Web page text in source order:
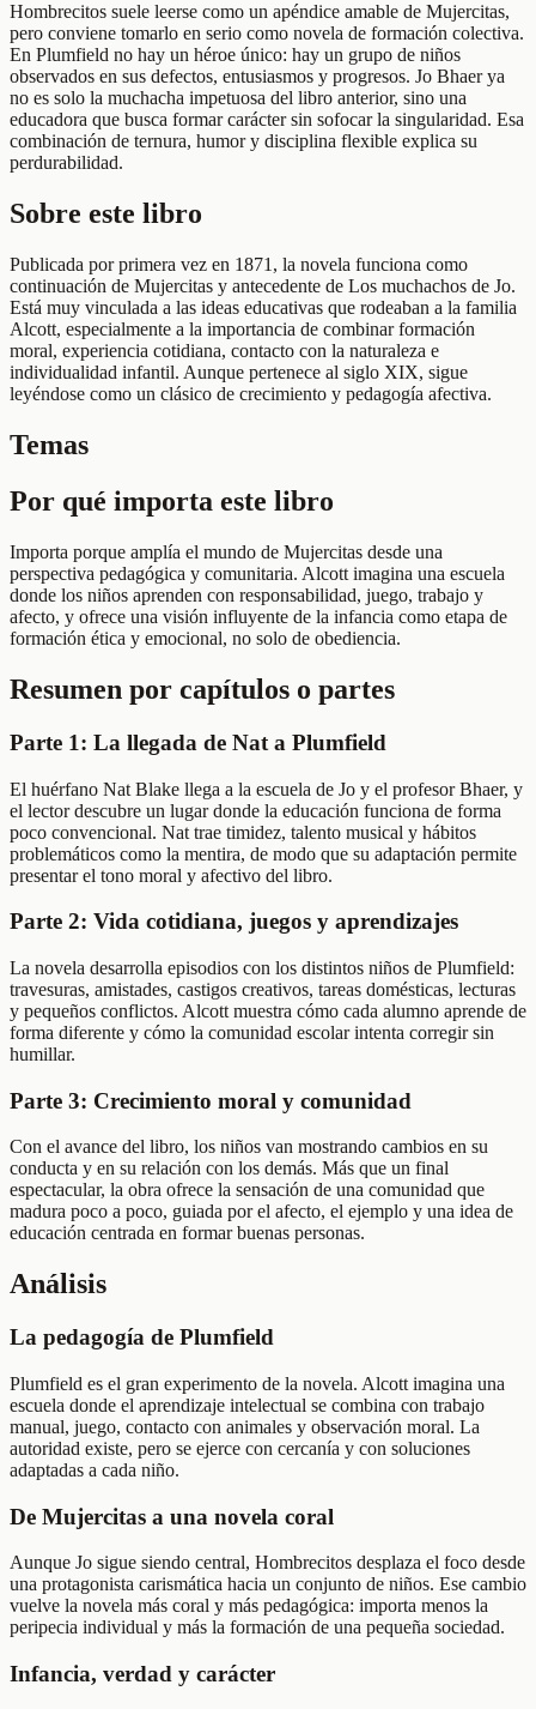
Hombrecitos suele leerse como un apéndice amable de Mujercitas,
pero conviene tomarlo en serio como novela de formación colectiva.
En Plumfield no hay un héroe único: hay un grupo de niños
observados en sus defectos, entusiasmos y progresos. Jo Bhaer ya
no es solo la muchacha impetuosa del libro anterior, sino una
educadora que busca formar carácter sin sofocar la singularidad. Esa
combinación de ternura, humor y disciplina flexible explica su
perdurabilidad.
Sobre este libro
Publicada por primera vez en 1871, la novela funciona como
continuación de Mujercitas y antecedente de Los muchachos de Jo.
Está muy vinculada a las ideas educativas que rodeaban a la familia
Alcott, especialmente a la importancia de combinar formación
moral, experiencia cotidiana, contacto con la naturaleza e
individualidad infantil. Aunque pertenece al siglo XIX, sigue
leyéndose como un clásico de crecimiento y pedagogía afectiva.
Temas
Por qué importa este libro
Importa porque amplía el mundo de Mujercitas desde una
perspectiva pedagógica y comunitaria. Alcott imagina una escuela
donde los niños aprenden con responsabilidad, juego, trabajo y
afecto, y ofrece una visión influyente de la infancia como etapa de
formación ética y emocional, no solo de obediencia.
Resumen por capítulos o partes
Parte 1: La llegada de Nat a Plumfield
El huérfano Nat Blake llega a la escuela de Jo y el profesor Bhaer, y
el lector descubre un lugar donde la educación funciona de forma
poco convencional. Nat trae timidez, talento musical y hábitos
problemáticos como la mentira, de modo que su adaptación permite
presentar el tono moral y afectivo del libro.
Parte 2: Vida cotidiana, juegos y aprendizajes
La novela desarrolla episodios con los distintos niños de Plumfield:
travesuras, amistades, castigos creativos, tareas domésticas, lecturas
y pequeños conflictos. Alcott muestra cómo cada alumno aprende de
forma diferente y cómo la comunidad escolar intenta corregir sin
humillar.
Parte 3: Crecimiento moral y comunidad
Con el avance del libro, los niños van mostrando cambios en su
conducta y en su relación con los demás. Más que un final
espectacular, la obra ofrece la sensación de una comunidad que
madura poco a poco, guiada por el afecto, el ejemplo y una idea de
educación centrada en formar buenas personas.
Análisis
La pedagogía de Plumfield
Plumfield es el gran experimento de la novela. Alcott imagina una
escuela donde el aprendizaje intelectual se combina con trabajo
manual, juego, contacto con animales y observación moral. La
autoridad existe, pero se ejerce con cercanía y con soluciones
adaptadas a cada niño.
De Mujercitas a una novela coral
Aunque Jo sigue siendo central, Hombrecitos desplaza el foco desde
una protagonista carismática hacia un conjunto de niños. Ese cambio
vuelve la novela más coral y más pedagógica: importa menos la
peripecia individual y más la formación de una pequeña sociedad.
Infancia, verdad y carácter